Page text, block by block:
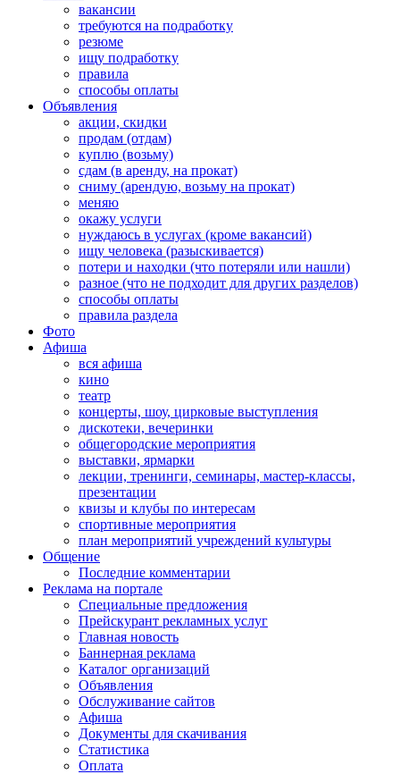
вакансии
требуются на подработку
резюме
ищу подработку
правила
способы оплаты
Объявления
акции, скидки
продам (отдам)
куплю (возьму)
сдам (в аренду, на прокат)
сниму (арендую, возьму на прокат)
меняю
окажу услуги
нуждаюсь в услугах (кроме вакансий)
ищу человека (разыскивается)
потери и находки (что потеряли или нашли)
разное (что не подходит для других разделов)
способы оплаты
правила раздела
Фото
Афиша
вся афиша
кино
театр
концерты, шоу, цирковые выступления
дискотеки, вечеринки
общегородские мероприятия
выставки, ярмарки
лекции, тренинги, семинары, мастер-классы,
презентации
квизы и клубы по интересам
спортивные мероприятия
план мероприятий учреждений культуры
Общение
Последние комментарии
Реклама на портале
Специальные предложения
Прейскурант рекламных услуг
Главная новость
Баннерная реклама
Каталог организаций
Объявления
Обслуживание сайтов
Афиша
Документы для скачивания
Статистика
Оплата